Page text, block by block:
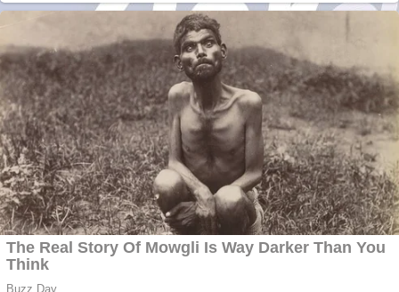
Covid-19: 755 de
cazuri noi în
România
Răcitor de apă
CW5000 pentru
freze cu laser fără
metale